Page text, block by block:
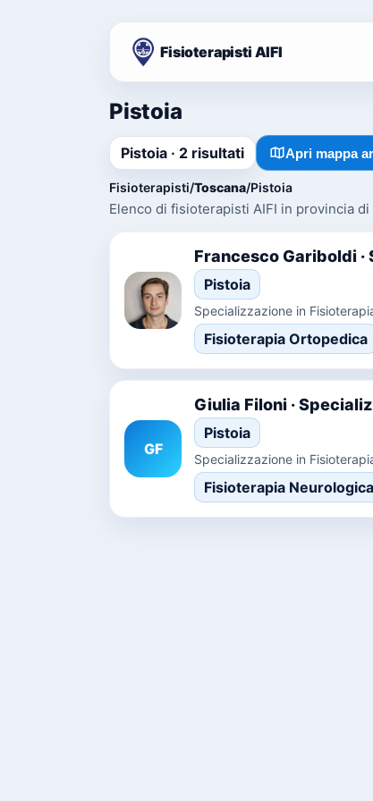
Fisioterapisti AIFI
Pistoia
Pistoia · 2 risultati Apri mappa
Fisioterapisti/Toscana/Pistoia
Elenco di fisioterapisti AIFI in provincia
Francesco Gariboldi
Pistoia
Specializzazione in
Fisioterapia Ortopedica
GF
Giulia Filoni ·
Pistoia
Specializzazione in
Fisioterapia Neurologica